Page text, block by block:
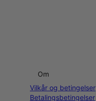
Om
Vilkår og betingelser
Betalingsbetingelser